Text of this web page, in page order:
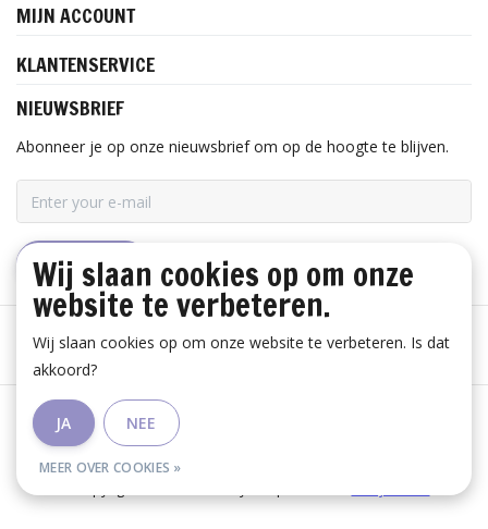
MIJN ACCOUNT
KLANTENSERVICE
NIEUWSBRIEF
Abonneer je op onze nieuwsbrief om op de hoogte te blijven.
ABONNEER
Algemene voorwaarden
Wij slaan cookies op om onze
website te verbeteren.
Wij slaan cookies op om onze website te verbeteren. Is dat
akkoord?
JA NEE
MEER OVER COOKIES »